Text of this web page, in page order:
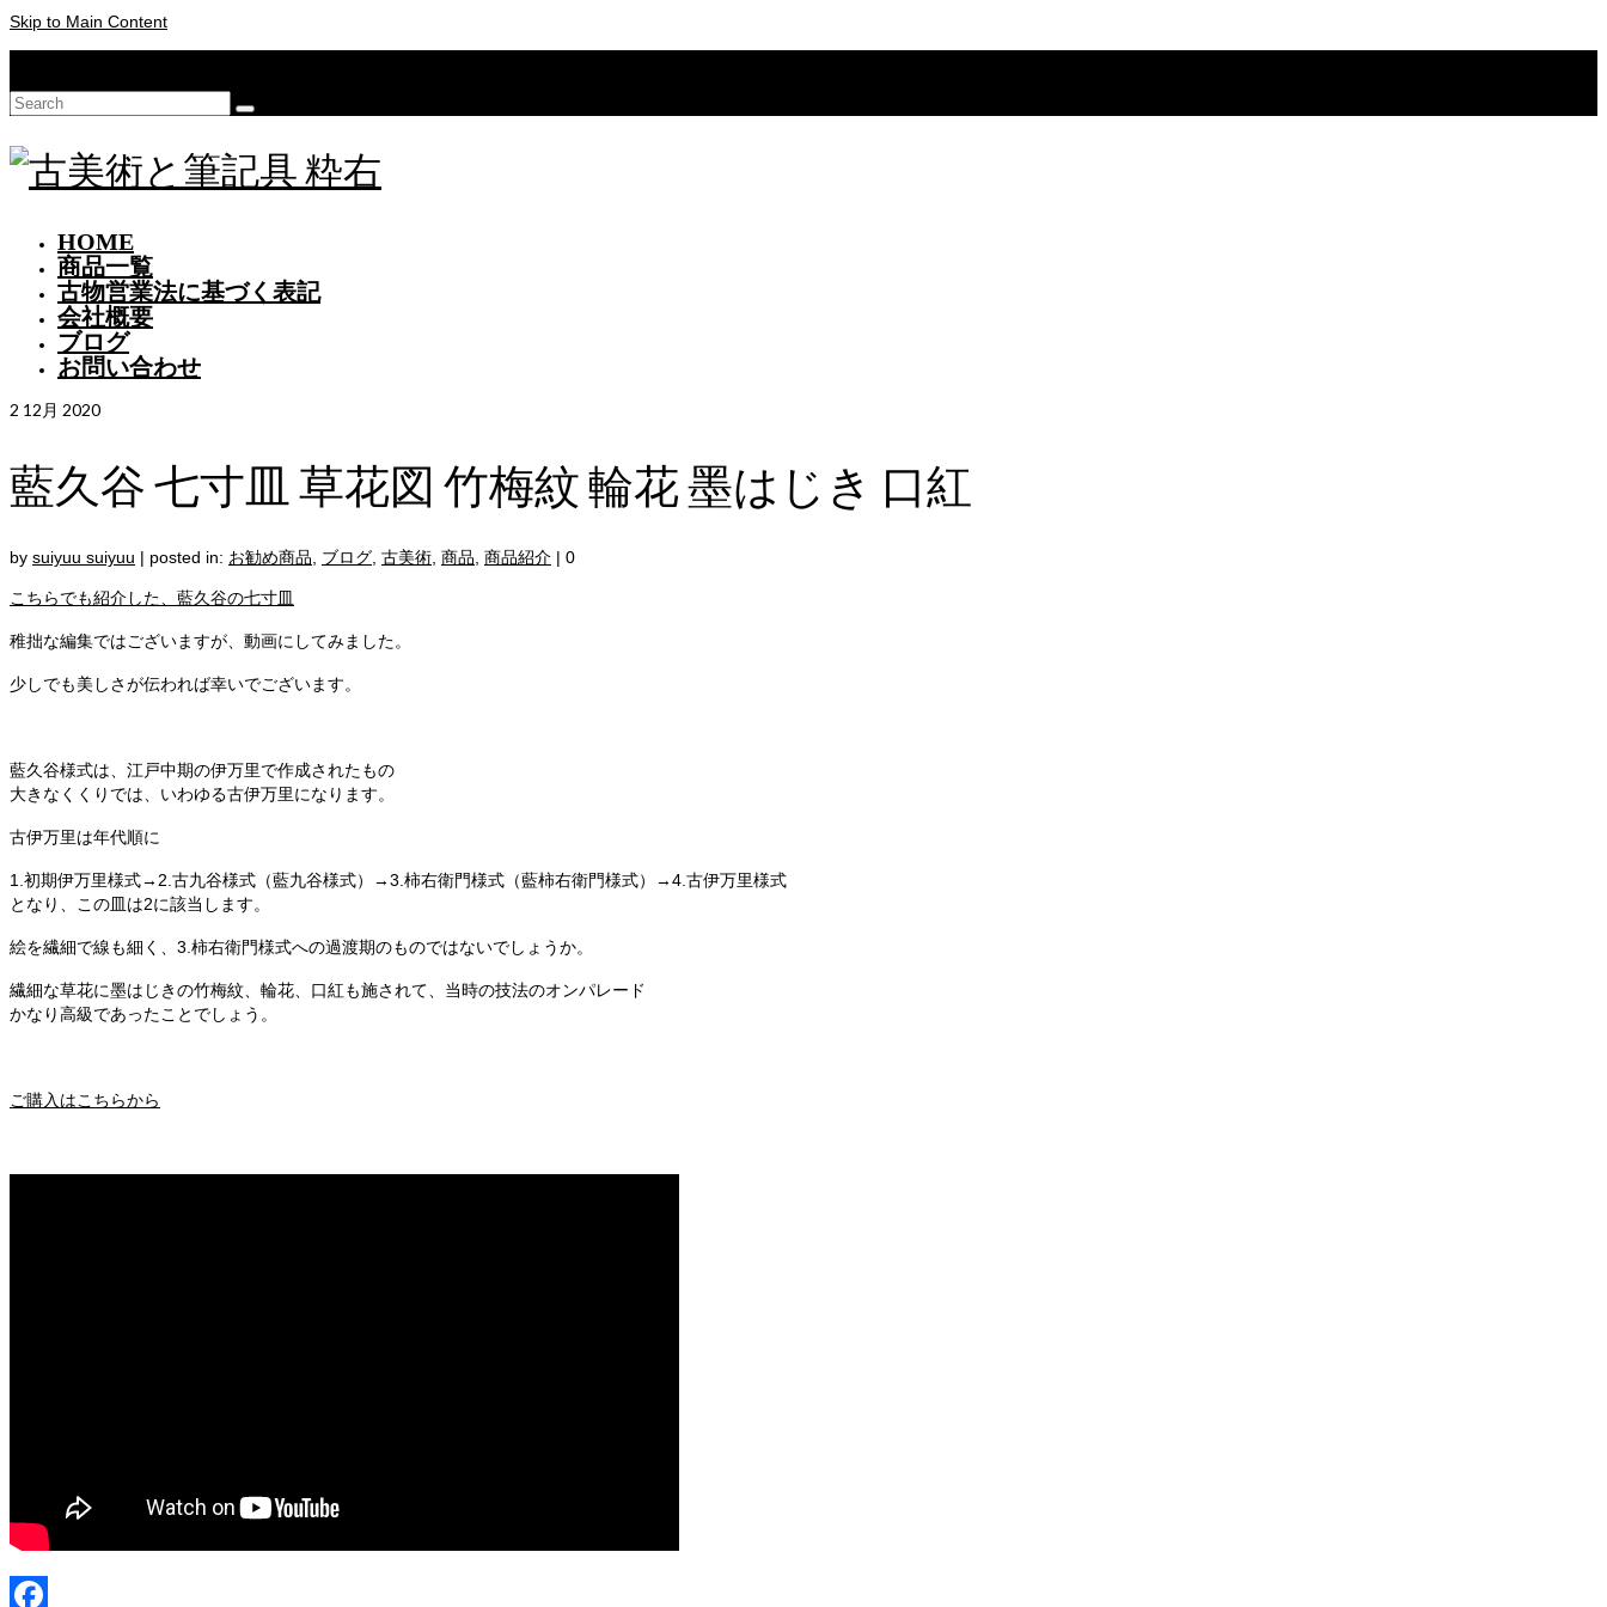
Skip to Main Content
Search
HOME
商品一覧
古物営業法に基づく表記
会社概要
ブログ
お問い合わせ
2 12月 2020
藍久谷 七寸皿 草花図 竹梅紋 輪花 墨はじき 口紅
by suiyuu suiyuu | posted in: お勧め商品 ブログ 古美術 商品 商品紹介 | 0
こちらでも紹介した、藍久谷の七寸皿
稚拙な編集ではございますが、動画にしてみました。
少しでも美しさが伝われば幸いでございます。
藍久谷様式は、江戸中期の伊万里で作成されたもの
大きなくくりでは、いわゆる古伊万里になります。
古伊万里は年代順に
1.初期伊万里様式→2.古九谷様式（藍九谷様式）→3.柿右衛門様式（藍柿右衛門様式）→4.古伊万里様式
となり、この皿は2に該当します。
絵を繊細で線も細く、3.柿右衛門様式への過渡期のものではないでしょうか。
繊細な草花に墨はじきの竹梅紋、輪花、口紅も施されて、当時の技法のオンパレード
かなり高級であったことでしょう。
ご購入はこちらから